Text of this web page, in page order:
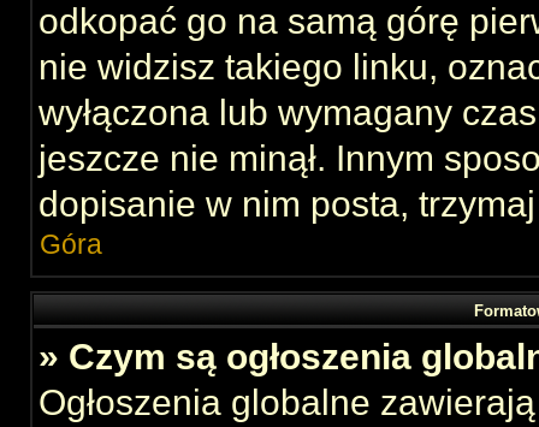
odkopać go na samą górę
nie widzisz takiego linku,
wyłączona lub wymagany
jeszcze nie minął. Innym
dopisanie w nim posta,
Góra
» Czym są ogłoszenia
Ogłoszenia globalne